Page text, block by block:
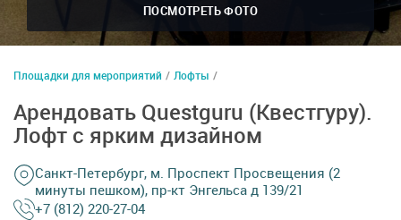
ПОСМОТРЕТЬ ФОТО
Площадки для мероприятий / Лофты /
Арендовать Questguru (Квестгуру).
Лофт с ярким дизайном
Санкт-Петербург, м. Проспект Просвещения (2
минуты пешком), пр-кт Энгельса д 139/21
+7 (812) 220-27-04